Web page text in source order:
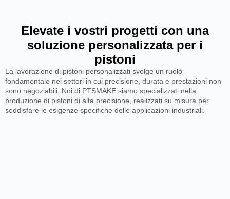
Elevate i vostri progetti con una
soluzione personalizzata per i
pistoni
La lavorazione di pistoni personalizzati svolge un ruolo
fondamentale nei settori in cui precisione, durata e prestazioni non
sono negoziabili. Noi di PTSMAKE siamo specializzati nella
produzione di pistoni di alta precisione, realizzati su misura per
soddisfare le esigenze specifiche delle applicazioni industriali.